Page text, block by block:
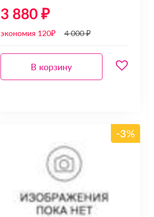
3 880 ₽
экономия 120₽ 4 000 ₽
В корзину
-3%